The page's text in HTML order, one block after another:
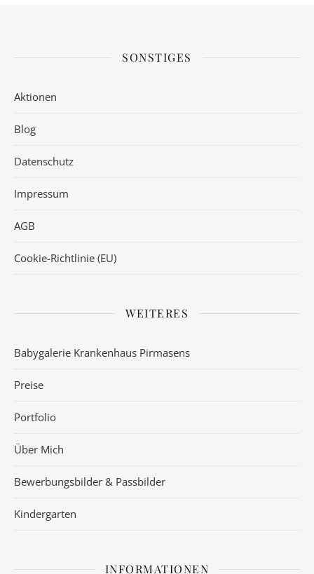
SONSTIGES
Aktionen
Blog
Datenschutz
Impressum
AGB
Cookie-Richtlinie (EU)
WEITERES
Babygalerie Krankenhaus Pirmasens
Preise
Portfolio
Über Mich
Bewerbungsbilder & Passbilder
Kindergarten
INFORMATIONEN